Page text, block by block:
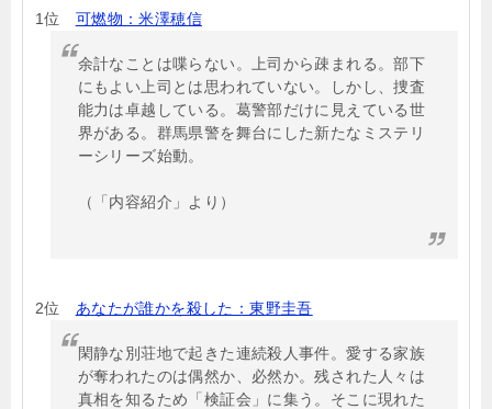
1位 可燃物：米澤穂信
余計なことは喋らない。上司から疎まれる。部下
にもよい上司とは思われていない。しかし、捜査
能力は卓越している。葛警部だけに見えている世
界がある。群馬県警を舞台にした新たなミステリ
ーシリーズ始動。
（「内容紹介」より）
2位 あなたが誰かを殺した：東野圭吾
閑静な別荘地で起きた連続殺人事件。愛する家族
が奪われたのは偶然か、必然か。残された人々は
真相を知るため「検証会」に集う。そこに現れた